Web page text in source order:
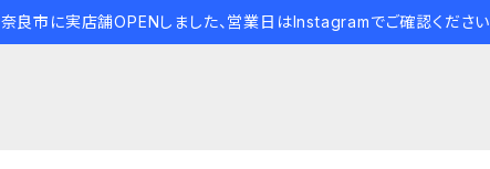
奈良市に実店舗OPENしました、営業日はInstagramでご確認ください